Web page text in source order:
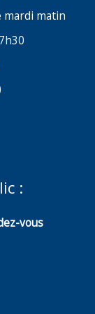
mardi matin
:
vous